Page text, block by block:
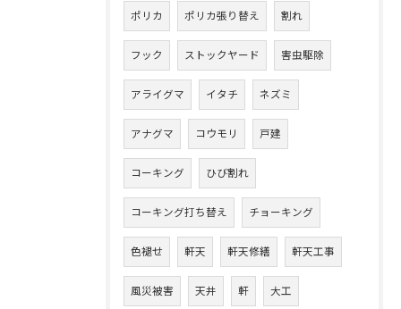
ポリカ ポリカ張り替え 割れ
フック ストックヤード 害虫駆除
アライグマ イタチ ネズミ
アナグマ コウモリ 戸建
コーキング ひび割れ
コーキング打ち替え チョーキング
色褪せ 軒天 軒天修繕 軒天工事
風災被害 天井 軒 大工